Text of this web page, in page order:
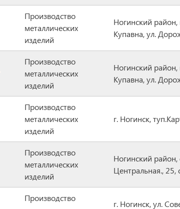
Производство
металлических
изделий
Ногинский район,
Купавна, ул.
Производство
металлических
изделий
Ногинский район,
Купавна, ул.
Производство
металлических
изделий
г. Ногинск,
Производство
металлических
изделий
Ногинский район,
Центральная., 25,
Производство
г. Ногинск, ул.